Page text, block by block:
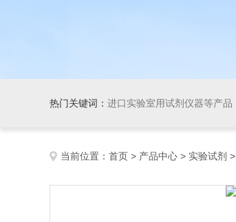
热门关键词： 进口实验室用试剂仪器等产品
当前位置： 首页 > 产品中心 > 实验试剂 >